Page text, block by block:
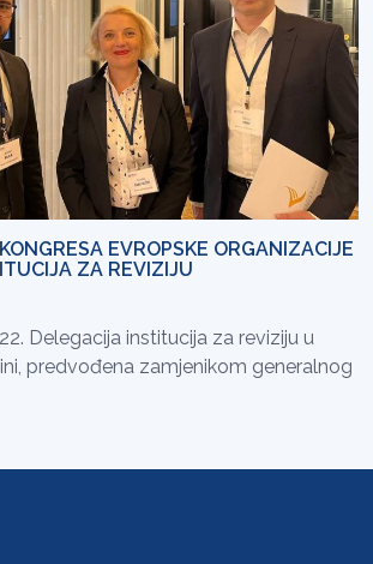
EVROPSKE ORGANIZACIJE
ZA REVIZIJU
Delegacija institucija za reviziju u
predvođena zamjenikom generalnog